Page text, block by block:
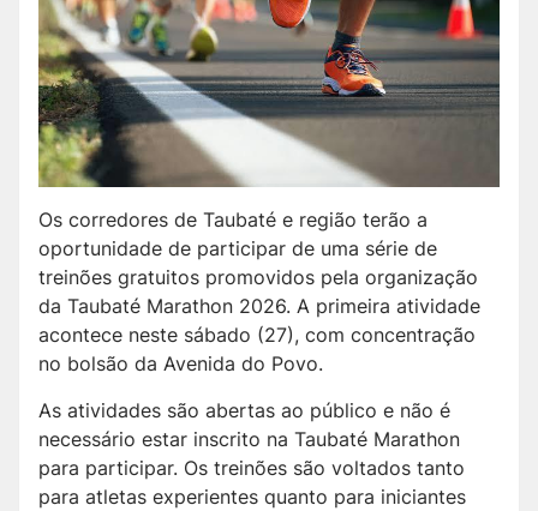
Os corredores de Taubaté e região terão a
oportunidade de participar de uma série de
treinões gratuitos promovidos pela organização
da Taubaté Marathon 2026. A primeira atividade
acontece neste sábado (27), com concentração
no bolsão da Avenida do Povo.
As atividades são abertas ao público e não é
necessário estar inscrito na Taubaté Marathon
para participar. Os treinões são voltados tanto
para atletas experientes quanto para iniciantes